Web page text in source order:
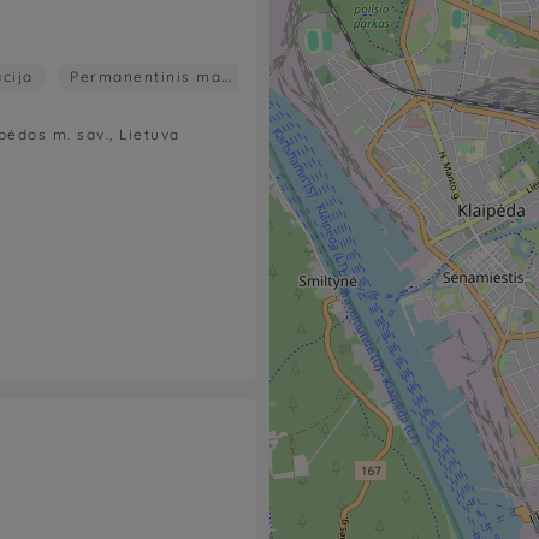
Permanentinis makiažas Blakstienos Antakiai
m. sav., Lietuva